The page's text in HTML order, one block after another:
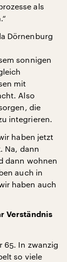
als
Dörnenburg
sonnigen
mit
Also
die
integrieren.
haben jetzt
Na, dann
dann wohnen
auch in
haben auch
Verständnis
65. In zwanzig
so viele